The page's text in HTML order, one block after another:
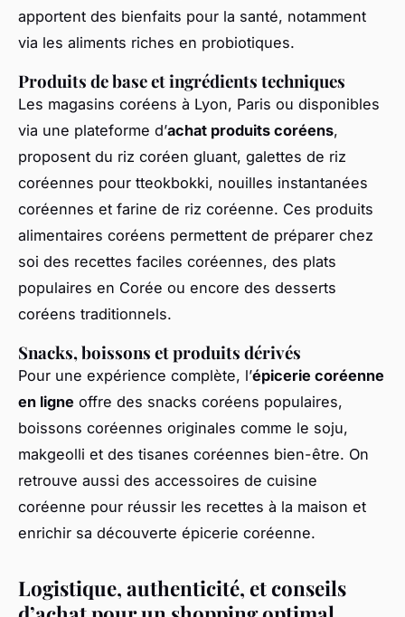
apportent des bienfaits pour la santé, notamment
via les aliments riches en probiotiques.
Produits de base et ingrédients techniques
Les magasins coréens à Lyon, Paris ou disponibles
via une plateforme d’achat produits coréens,
proposent du riz coréen gluant, galettes de riz
coréennes pour tteokbokki, nouilles instantanées
coréennes et farine de riz coréenne. Ces produits
alimentaires coréens permettent de préparer chez
soi des recettes faciles coréennes, des plats
populaires en Corée ou encore des desserts
coréens traditionnels.
Snacks, boissons et produits dérivés
Pour une expérience complète, l’épicerie coréenne
en ligne offre des snacks coréens populaires,
boissons coréennes originales comme le soju,
makgeolli et des tisanes coréennes bien-être. On
retrouve aussi des accessoires de cuisine
coréenne pour réussir les recettes à la maison et
enrichir sa découverte épicerie coréenne.
Logistique, authenticité, et conseils